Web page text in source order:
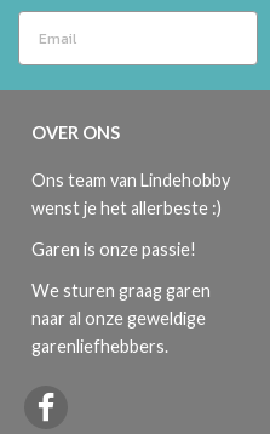
OVER ONS
Ons team van Lindehobby
wenst je het allerbeste :)
Garen is onze passie!
We sturen graag garen
naar al onze geweldige
garenliefhebbers.